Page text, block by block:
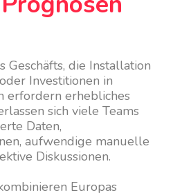
Geschäfts, die Installation
Investitionen in
erfordern erhebliches
sich viele Teams
Daten,
aufwendige manuelle
Diskussionen.
Europas